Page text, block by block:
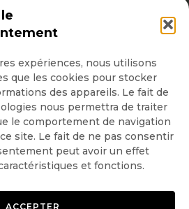
expériences, nous utilisons
que les cookies pour stocker
des appareils. Le fait de
nous permettra de traiter
le comportement de navigation
site. Le fait de ne pas consentir
peut avoir un effet
et fonctions.
ACCEPTER